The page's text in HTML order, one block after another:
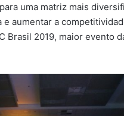
uma matriz mais
aumentar a
Brasil 2019, maior evento